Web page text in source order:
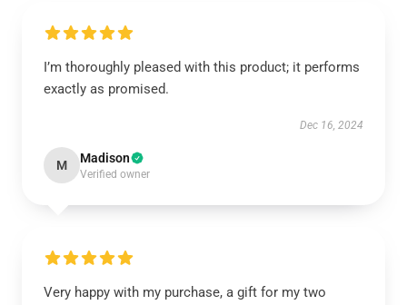
I’m thoroughly pleased with this product; it performs
exactly as promised.
Dec 16, 2024
M Madison
Verified owner
Very happy with my purchase, a gift for my two